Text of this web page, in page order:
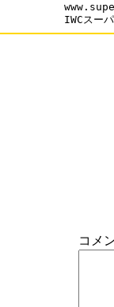
IWCスー
コメ